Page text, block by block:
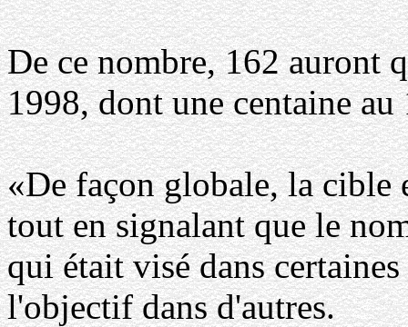
De ce nombre, 162 auront
1998, dont une centaine
«De façon globale, la cible
tout en signalant que le
qui était visé dans
l'objectif dans d'autres.